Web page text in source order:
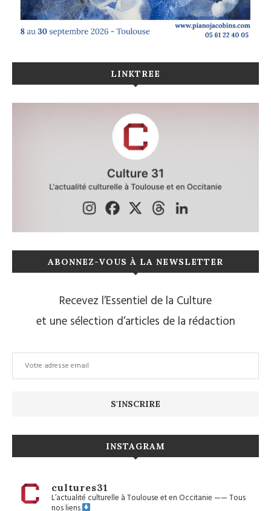
LINKTREE
ABONNEZ-VOUS À LA NEWSLETTER
Recevez l’Essentiel de la Culture
et une sélection d’articles de la rédaction
INSTAGRAM
cultures31
L’actualité culturelle à Toulouse et en Occitanie——Tous
nos liens